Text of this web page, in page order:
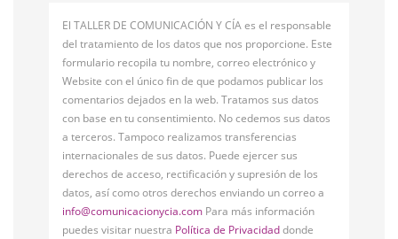
El TALLER DE COMUNICACIÓN Y CÍA es el responsable
del tratamiento de los datos que nos proporcione. Este
formulario recopila tu nombre, correo electrónico y
Website con el único fin de que podamos publicar los
comentarios dejados en la web. Tratamos sus datos
con base en tu consentimiento. No cedemos sus datos
a terceros. Tampoco realizamos transferencias
internacionales de sus datos. Puede ejercer sus
derechos de acceso, rectificación y supresión de los
datos, así como otros derechos enviando un correo a
info@comunicacionycia.com Para más información
puedes visitar nuestra Política de Privacidaddonde